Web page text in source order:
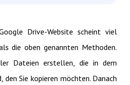
Drive-Website scheint viel
die oben genannten Methoden.
Dateien erstellen, die in dem
den Sie kopieren möchten. Danach